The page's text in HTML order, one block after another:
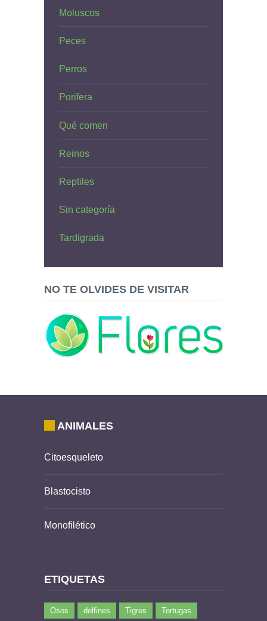
Moluscos
Peces
Perros
Porifera
Qué comen
Reinos
Reptiles
Sin categoría
Tardigrada
NO TE OLVIDES DE VISITAR
ANIMALES
Citoesqueleto
Blastocisto
Monofilético
ETIQUETAS
Osos delfines Tigres Tortugas